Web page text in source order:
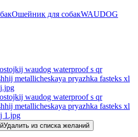
Ошейник для собакWAUDOG
Удалить из списка желаний